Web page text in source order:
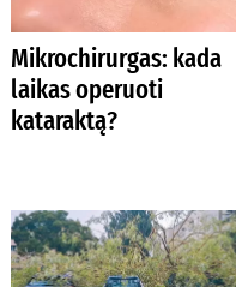
Mikrochirurgas: kada
laikas operuoti
kataraktą?